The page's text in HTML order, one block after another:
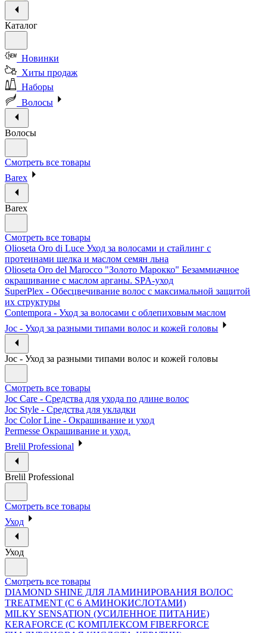
Каталог
Новинки
Хиты продаж
Наборы
Волосы
Волосы
Смотреть все товары
Barex
Barex
Смотреть все товары
Olioseta Oro di Luce Уход за волосами и стайлинг с
протеинами шелка и маслом семян льна
Olioseta Oro del Marocco "Золото Марокко" Безаммиачное
окрашивание с маслом арганы. SPA-уход
SuperPlex - Обесцвечивание волос с максимальной защитой
их структуры
Contempora - Уход за волосами с облепиховым маслом
Joc - Уход за разными типами волос и кожей головы
Joc - Уход за разными типами волос и кожей головы
Смотреть все товары
Joc Care - Средства для ухода по длине волос
Joc Style - Средства для укладки
Joc Color Line - Окрашивание и уход
Permesse Окрашивание и уход.
Brelil Professional
Brelil Professional
Смотреть все товары
Уход
Уход
Смотреть все товары
DIAMOND SHINE ДЛЯ ЛАМИНИРОВАНИЯ ВОЛОС
TREATMENT (С 6 АМИНОКИСЛОТАМИ)
MILKY SENSATION (УСИЛЕННОЕ ПИТАНИЕ)
KERAFORCE (С КОМПЛЕКСОМ FIBERFORCE